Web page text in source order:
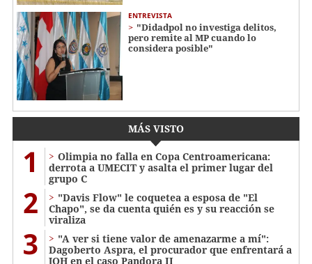
ENTREVISTA
"Didadpol no investiga delitos,
pero remite al MP cuando lo
considera posible"
MÁS VISTO
1
Olimpia no falla en Copa Centroamericana:
derrota a UMECIT y asalta el primer lugar del
grupo C
2
"Davis Flow" le coquetea a esposa de "El
Chapo", se da cuenta quién es y su reacción se
viraliza
3
"A ver si tiene valor de amenazarme a mí":
Dagoberto Aspra, el procurador que enfrentará a
JOH en el caso Pandora II